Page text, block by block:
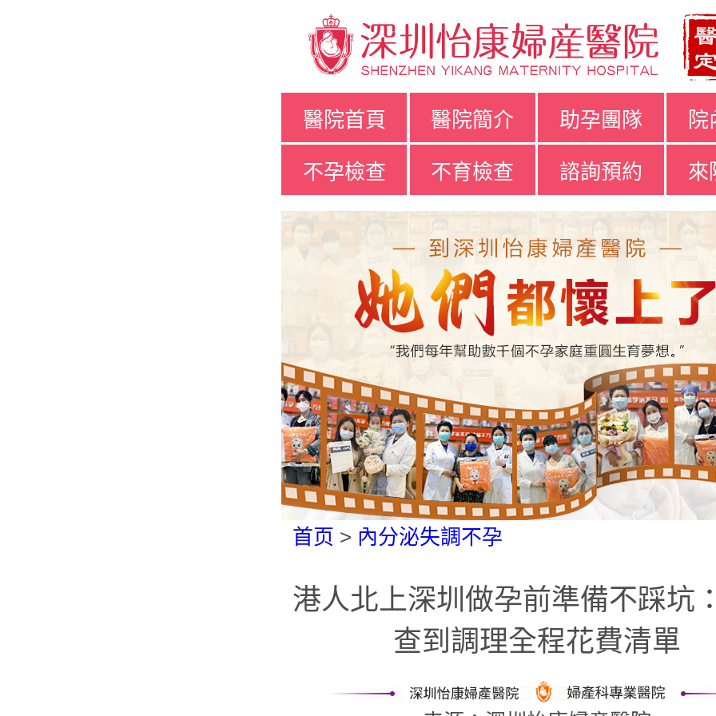
醫院首頁 醫院簡介 助孕團隊 院
不孕檢查 不育檢查 諮詢預約 來
首页 > 內分泌失調不孕
港人北上深圳做孕前準備不踩坑
查到調理全程花費清單